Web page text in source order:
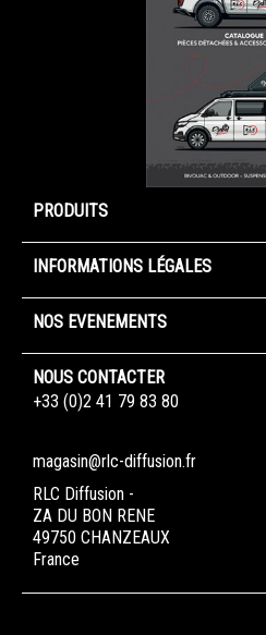
PRODUITS
INFORMATIONS LÉGALES
NOS EVENEMENTS
NOUS CONTACTER
+33 (0)2 41 79 83 80
magasin@rlc-diffusion.fr
RLC Diffusion -
ZA DU BON RENE
49750 CHANZEAUX
France